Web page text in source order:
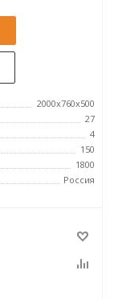
2000х760х500
27
4
150
1800
Россия